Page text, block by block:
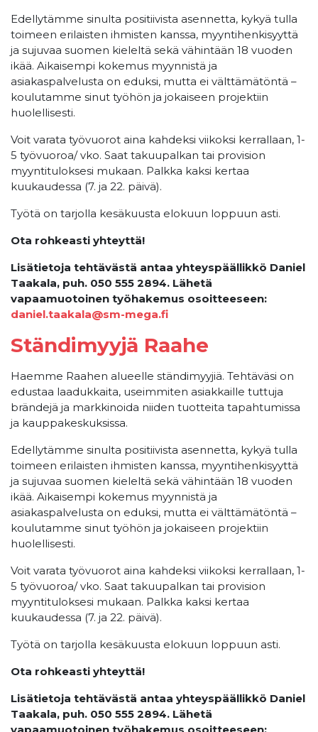
Edellytämme sinulta positiivista asennetta, kykyä tulla
toimeen erilaisten ihmisten kanssa, myyntihenkisyyttä
ja sujuvaa suomen kieleltä sekä vähintään 18 vuoden
ikää. Aikaisempi kokemus myynnistä ja
asiakaspalvelusta on eduksi, mutta ei välttämätöntä –
koulutamme sinut työhön ja jokaiseen projektiin
huolellisesti.
Voit varata työvuorot aina kahdeksi viikoksi kerrallaan, 1-
5 työvuoroa/ vko. Saat takuupalkan tai provision
myyntituloksesi mukaan. Palkka kaksi kertaa
kuukaudessa (7. ja 22. päivä).
Työtä on tarjolla kesäkuusta elokuun loppuun asti.
Ota rohkeasti yhteyttä!
Lisätietoja tehtävästä antaa yhteyspäällikkö Daniel
Taakala, puh. 050 555 2894. Lähetä
vapaamuotoinen työhakemus osoitteeseen:
daniel.taakala@sm-mega.fi
Ständimyyjä Raahe
Haemme Raahen alueelle ständimyyjiä. Tehtäväsi on
edustaa laadukkaita, useimmiten asiakkaille tuttuja
brändejä ja markkinoida niiden tuotteita tapahtumissa
ja kauppakeskuksissa.
Edellytämme sinulta positiivista asennetta, kykyä tulla
toimeen erilaisten ihmisten kanssa, myyntihenkisyyttä
ja sujuvaa suomen kieleltä sekä vähintään 18 vuoden
ikää. Aikaisempi kokemus myynnistä ja
asiakaspalvelusta on eduksi, mutta ei välttämätöntä –
koulutamme sinut työhön ja jokaiseen projektiin
huolellisesti.
Voit varata työvuorot aina kahdeksi viikoksi kerrallaan, 1-
5 työvuoroa/ vko. Saat takuupalkan tai provision
myyntituloksesi mukaan. Palkka kaksi kertaa
kuukaudessa (7. ja 22. päivä).
Työtä on tarjolla kesäkuusta elokuun loppuun asti.
Ota rohkeasti yhteyttä!
Lisätietoja tehtävästä antaa yhteyspäällikkö Daniel
Taakala, puh. 050 555 2894. Lähetä